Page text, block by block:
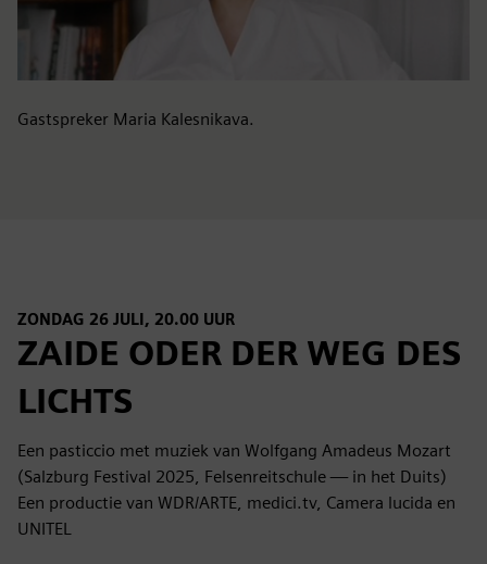
Gastspreker Maria Kalesnikava.
ZONDAG 26 JULI, 20.00 UUR
ZAIDE ODER DER WEG DES
LICHTS
Een pasticcio met muziek van Wolfgang Amadeus Mozart
(Salzburg Festival 2025, Felsenreitschule — in het Duits)
Een productie van WDR/ARTE, medici.tv, Camera lucida en
UNITEL